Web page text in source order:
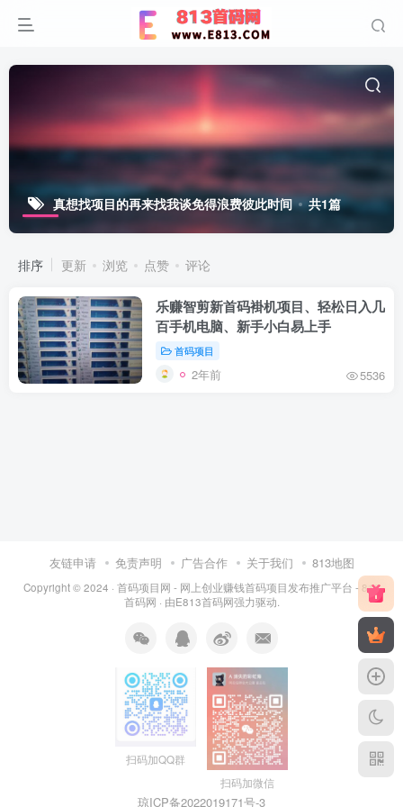
真想找项目的再来找我谈免得浪费彼此时间 共1篇
排序 更新 浏览 点赞 评论
乐赚智剪新首码褂机项目、轻松日入几
百手机电脑、新手小白易上手
首码项目
2年前 5536
友链申请 免责声明 广告合作 关于我们 813地图
Copyright © 2024 · 首码项目网 - 网上创业赚钱首码项目发布推广平台 - 813
首码网 · 由E813首码网强力驱动.
扫码加QQ群
扫码加微信
琼ICP备2022019171号-3